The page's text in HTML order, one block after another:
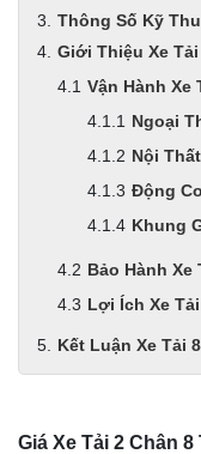
Thông Số Kỹ
Giới Thiệu Xe
Vận Hành Xe
Ngoại
Nội
Động
Khung
Bảo Hành Xe
Lợi Ích Xe
Kết Luận Xe Tải
Giá Xe Tải 2 Chân 8